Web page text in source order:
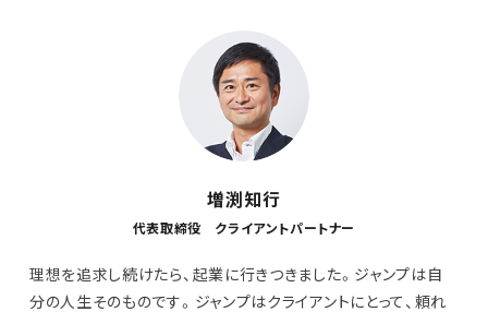
増渕知行
代表取締役 クライアントパートナー
理想を追求し続けたら、起業に行きつきました。ジャンプは自
分の人生そのものです。ジャンプはクライアントにとって、頼れ